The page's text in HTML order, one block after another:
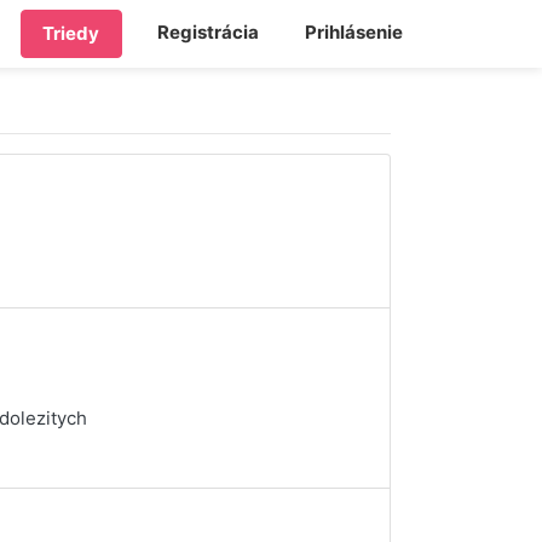
Triedy Registrácia Prihlásenie